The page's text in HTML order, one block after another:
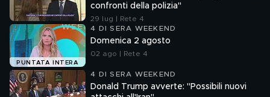
confronti della polizia"
29 lug | Rete 4
PUNTATA INTERA
4 DI SERA WEEKEND
Domenica 2 agosto
02 ago | Rete 4
4 DI SERA WEEKEND
Donald Trump avverte: "Possibili nuovi